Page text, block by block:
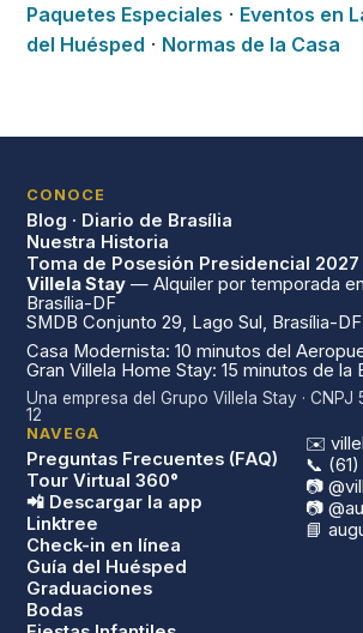
Paquetes Especiales · Eventos en
del Huésped · Normas de la Casa
CONOCE
Blog · Diario de Brasília
Nuestra Historia
Toma de Posesión Presidencial 2027
Villela Stay — Alquiler por temporada en
Brasília-DF
SMDB Conjunto 29, Lago Sul, Brasília-DF
Casa Modernista: 10 minutos del
Gran Villela Home Stay: 15 minutos de la
Una empresa del Grupo Villela Stay ·
12
NAVEGA
Preguntas Frecuentes (FAQ)
Tour Virtual 360°
📲 Descargar la app
Linktree
Check-in en línea
Guía del Huésped
Graduaciones
Bodas
✉️
📞
📷
📷
📘